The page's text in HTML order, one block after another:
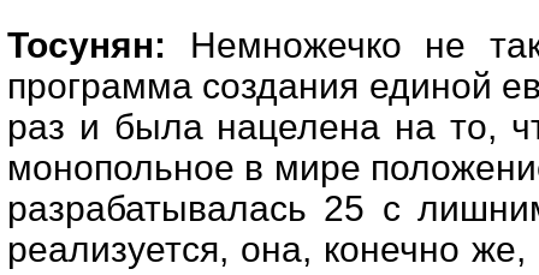
Тосунян: Немножечко не
программа создания единой
раз и была нацелена на то,
монопольное в мире
разрабатывалась 25 с
реализуется, она, конечно